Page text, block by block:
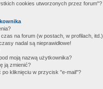
cookies utworzonych przez forum"?
czas na forum (w postach, w profilach, itd.)
nadal są nieprawidłowe!
moją nazwą użytkownika?
ją zmienić?
po kliknięciu w przycisk "e-mail"?